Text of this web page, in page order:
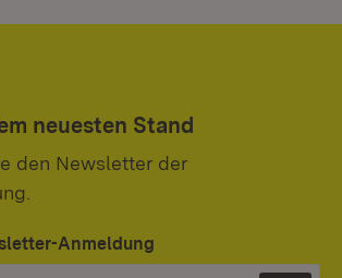
neuesten Stand
den Newsletter der
Anmeldung